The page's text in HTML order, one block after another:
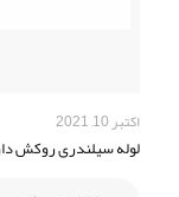
اکتبر 10, 2021
لوله سیلندری روکش